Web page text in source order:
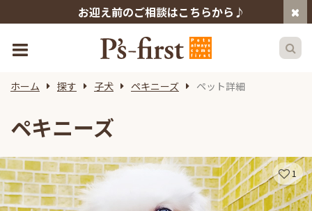
お迎え前のご相談はこちらから♪
ホーム 探す 子犬 ペキニーズ ペット詳細
ペキニーズ
1